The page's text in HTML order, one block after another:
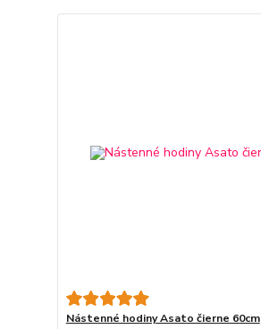
Nástenné hodiny Asato čierne 60cm